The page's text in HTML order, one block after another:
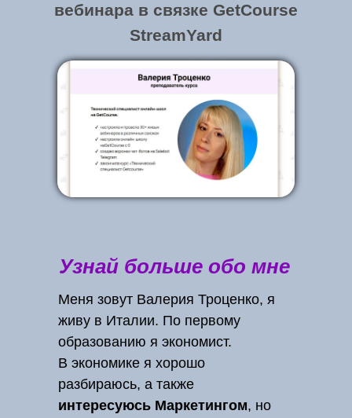
вебинара в связке GetCourse
StreamYard
Меня зовут Валерия Троценко, я
живу в Италии. По первому
образованию я экономист.
В экономике я хорошо
разбираюсь, а также
интересуюсь Маркетингом, но
Узнай больше обо мне